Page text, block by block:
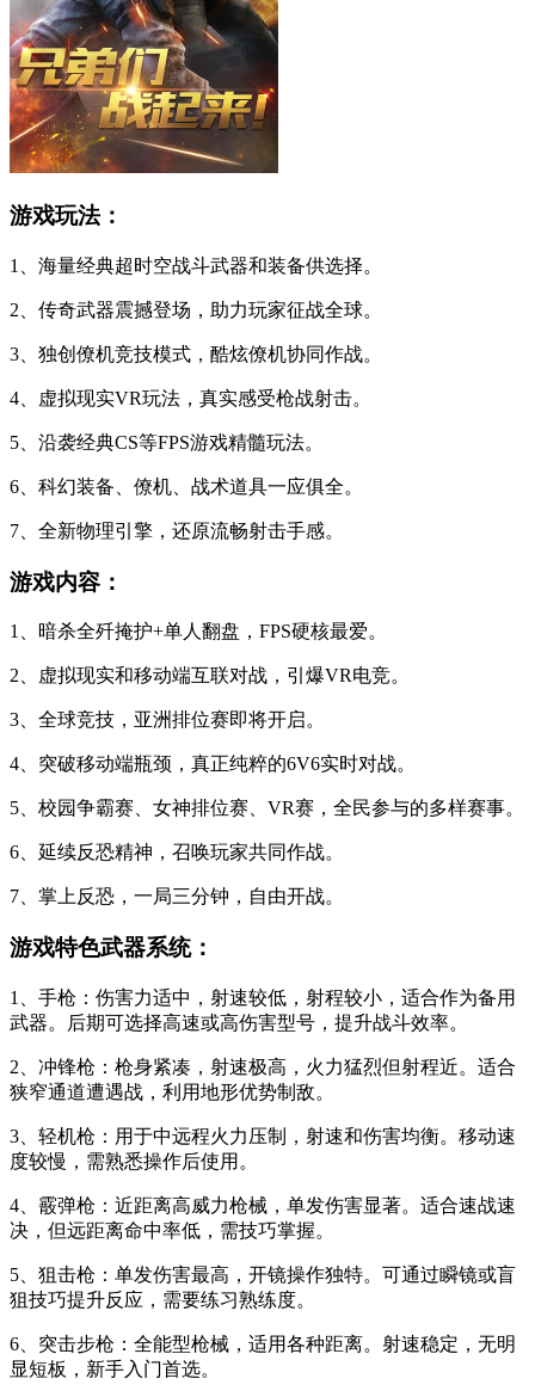
游戏玩法：
1、海量经典超时空战斗武器和装备供选择。
2、传奇武器震撼登场，助力玩家征战全球。
3、独创僚机竞技模式，酷炫僚机协同作战。
4、虚拟现实VR玩法，真实感受枪战射击。
5、沿袭经典CS等FPS游戏精髓玩法。
6、科幻装备、僚机、战术道具一应俱全。
7、全新物理引擎，还原流畅射击手感。
游戏内容：
1、暗杀全歼掩护+单人翻盘，FPS硬核最爱。
2、虚拟现实和移动端互联对战，引爆VR电竞。
3、全球竞技，亚洲排位赛即将开启。
4、突破移动端瓶颈，真正纯粹的6V6实时对战。
5、校园争霸赛、女神排位赛、VR赛，全民参与的多样赛事。
6、延续反恐精神，召唤玩家共同作战。
7、掌上反恐，一局三分钟，自由开战。
游戏特色武器系统：
1、手枪：伤害力适中，射速较低，射程较小，适合作为备用
武器。后期可选择高速或高伤害型号，提升战斗效率。
2、冲锋枪：枪身紧凑，射速极高，火力猛烈但射程近。适合
狭窄通道遭遇战，利用地形优势制敌。
3、轻机枪：用于中远程火力压制，射速和伤害均衡。移动速
度较慢，需熟悉操作后使用。
4、霰弹枪：近距离高威力枪械，单发伤害显著。适合速战速
决，但远距离命中率低，需技巧掌握。
5、狙击枪：单发伤害最高，开镜操作独特。可通过瞬镜或盲
狙技巧提升反应，需要练习熟练度。
6、突击步枪：全能型枪械，适用各种距离。射速稳定，无明
显短板，新手入门首选。